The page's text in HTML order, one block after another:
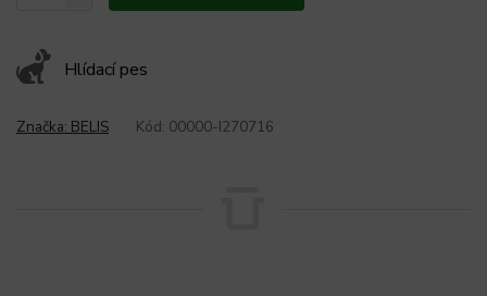
Hlídací pes
Značka: BELIS Kód: 00000-I270716